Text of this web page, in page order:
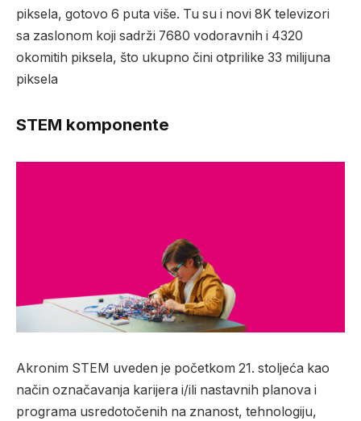
piksela, gotovo 6 puta više. Tu su i novi 8K televizori
sa zaslonom koji sadrži 7680 vodoravnih i 4320
okomitih piksela, što ukupno čini otprilike 33 milijuna
piksela
STEM komponente
Akronim STEM uveden je početkom 21. stoljeća kao
način označavanja karijera i/ili nastavnih planova i
programa usredotočenih na znanost, tehnologiju,